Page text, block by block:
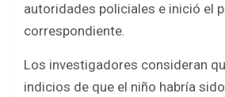
autoridades policiales e inició el
correspondiente.
Los investigadores consideran
indicios de que el niño habría